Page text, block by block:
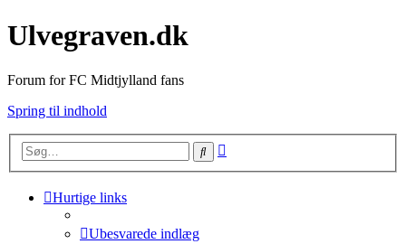
Ulvegraven.dk
Forum for FC Midtjylland fans
Spring til indhold
Søg
Hurtige links
Ubesvarede indlæg